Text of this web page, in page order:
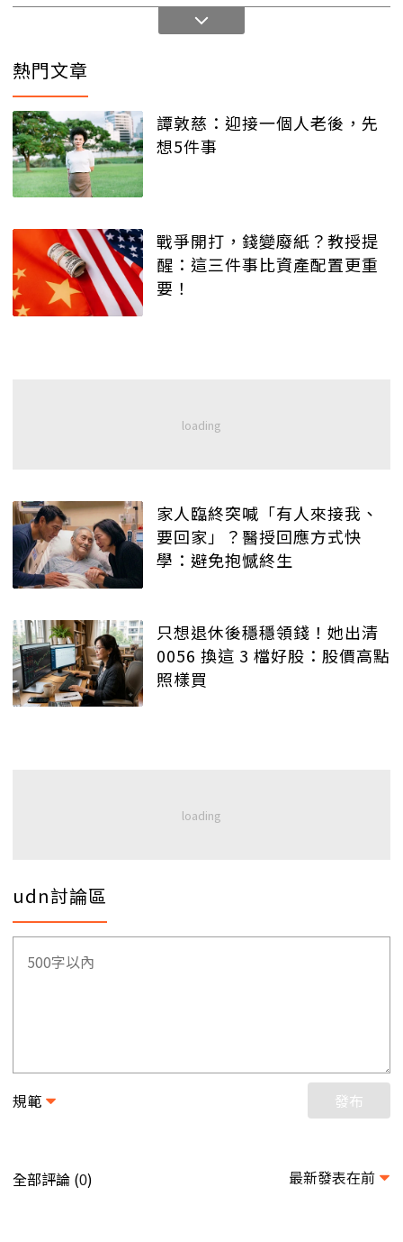
熱門文章
譚敦慈：迎接一個人老後，先
想5件事
戰爭開打，錢變廢紙？教授提
醒：這三件事比資產配置更重
要！
家人臨終突喊「有人來接我、
要回家」？醫授回應方式快
學：避免抱憾終生
只想退休後穩穩領錢！她出清
0056 換這 3 檔好股：股價高點
照樣買
udn討論區
規範 發布
全部評論 (0) 最新發表在前